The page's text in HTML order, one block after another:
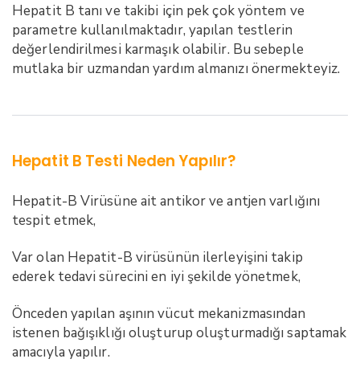
Hepatit B tanı ve takibi için pek çok yöntem ve
parametre kullanılmaktadır, yapılan testlerin
değerlendirilmesi karmaşık olabilir. Bu sebeple
mutlaka bir uzmandan yardım almanızı önermekteyiz.
Hepatit B Testi Neden Yapılır?
Hepatit-B Virüsüne ait antikor ve antjen varlığını
tespit etmek,
Var olan Hepatit-B virüsünün ilerleyişini takip
ederek tedavi sürecini en iyi şekilde yönetmek,
Önceden yapılan aşının vücut mekanizmasından
istenen bağışıklığı oluşturup oluşturmadığı saptamak
amacıyla yapılır.